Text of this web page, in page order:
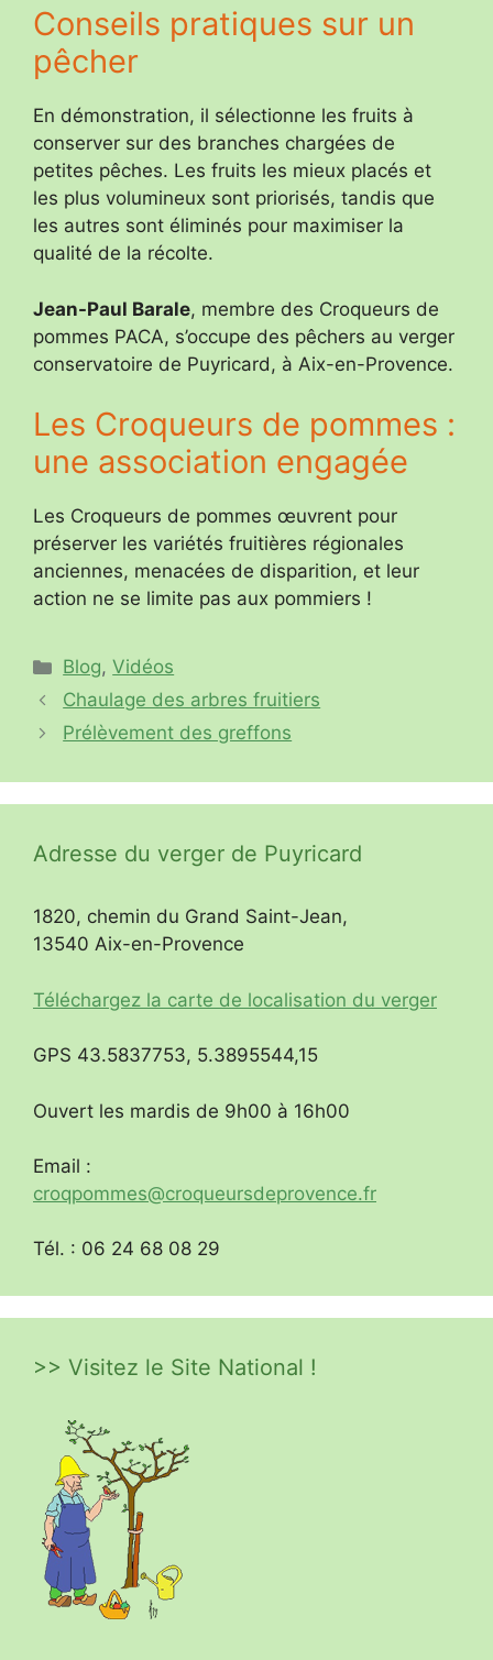
Conseils pratiques sur un
pêcher
En démonstration, il sélectionne les fruits à
conserver sur des branches chargées de
petites pêches. Les fruits les mieux placés et
les plus volumineux sont priorisés, tandis que
les autres sont éliminés pour maximiser la
qualité de la récolte.
Jean-Paul Barale, membre des Croqueurs de
pommes PACA, s’occupe des pêchers au verger
conservatoire de Puyricard, à Aix-en-Provence.
Les Croqueurs de pommes :
une association engagée
Les Croqueurs de pommes œuvrent pour
préserver les variétés fruitières régionales
anciennes, menacées de disparition, et leur
action ne se limite pas aux pommiers !
Catégories
Blog,Vidéos
Chaulage des arbres fruitiers
Prélèvement des greffons
Adresse du verger de Puyricard
1820, chemin du Grand Saint-Jean,
13540 Aix-en-Provence
Téléchargez la carte de localisation du verger
GPS 43.5837753, 5.3895544,15
Ouvert les mardis de 9h00 à 16h00
Email :
croqpommes@croqueursdeprovence.fr
Tél. : 06 24 68 08 29
>> Visitez le Site National !